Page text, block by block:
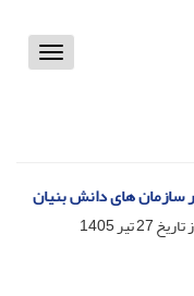
Toggle
سازمان های دانش بنیان
تاریخ27 تیر 1405